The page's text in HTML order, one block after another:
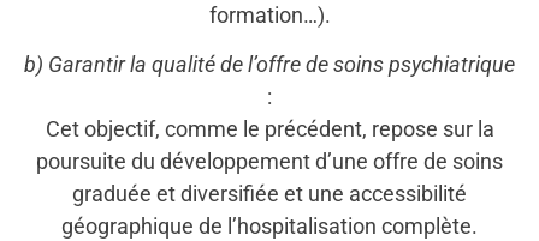
formation…).
b) Garantir la qualité de l’offre de soins psychiatrique
:
Cet objectif, comme le précédent, repose sur la
poursuite du développement d’une offre de soins
graduée et diversifiée et une accessibilité
géographique de l’hospitalisation complète.